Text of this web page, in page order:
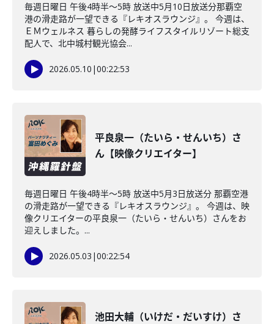
毎週日曜日 午後4時半～5時 放送中5月10日放送分那覇空
港の滑走路が一望できる『レキオスラウンジ』。 今週は、
ＥＭウェルネス 暮らしの発酵ライフスタイルリゾート総支
配人で、北中城村観光協会...
2026.05.10 |00:22:53
平良泉一（たいら・せんいち）さ
ん【映像クリエイター】
毎週日曜日 午後4時半～5時 放送中5月3日放送分 那覇空港
の滑走路が一望できる『レキオスラウンジ』。 今週は、映
像クリエイターの平良泉一（たいら・せんいち）さんをお
迎えしました。...
2026.05.03 |00:22:54
池田大輔（いけだ・だいすけ）さ